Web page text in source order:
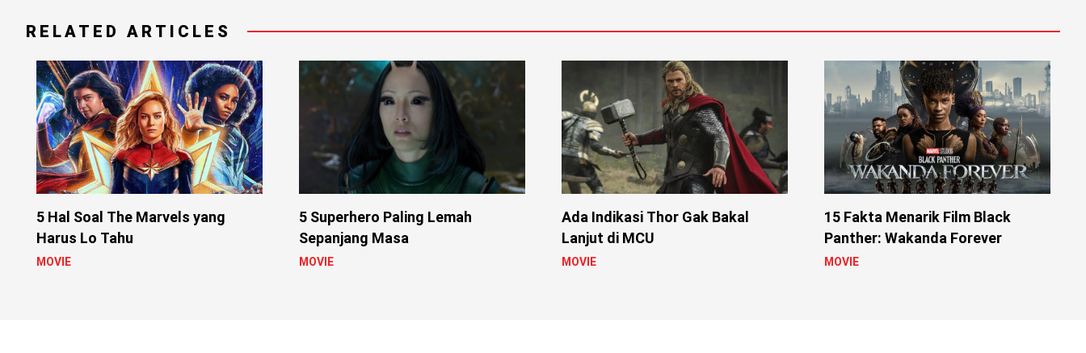
RELATED ARTICLES
5 Hal Soal The Marvels yang
Harus Lo Tahu
MOVIE
5 Superhero Paling Lemah
Sepanjang Masa
MOVIE
Ada Indikasi Thor Gak Bakal
Lanjut di MCU
MOVIE
15 Fakta Menarik Film Black
Panther: Wakanda Forever
MOVIE